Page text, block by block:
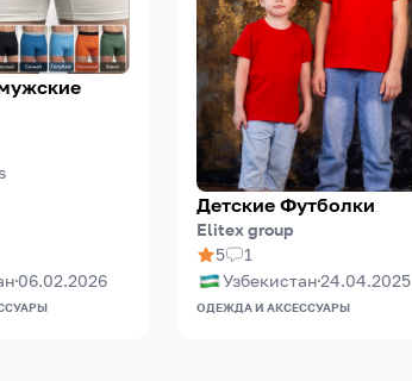
06.02.2026
Детские Футболки
Elitex group
5
1
Узбекистан24.04.2025
ОДЕЖДА И АКСЕССУАРЫ